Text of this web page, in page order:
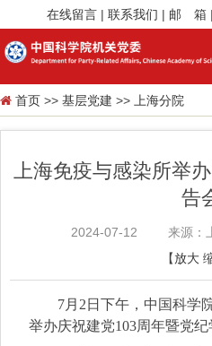
在线留言 | 联系我们 | 邮 箱 |
首页 >> 基层党建 >> 上海分院
上海免疫与感染所举
告
2024-07-12
来源：
【放大
7月2日下午，中国科学
举办庆祝建党103周年暨党纪